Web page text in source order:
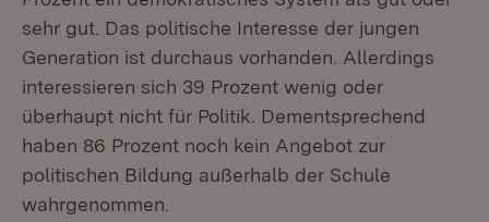
sehr gut. Das politische Interesse der jungen
Generation ist durchaus vorhanden. Allerdings
interessieren sich 39 Prozent wenig oder
überhaupt nicht für Politik. Dementsprechend
haben 86 Prozent noch kein Angebot zur
politischen Bildung außerhalb der Schule
wahrgenommen.